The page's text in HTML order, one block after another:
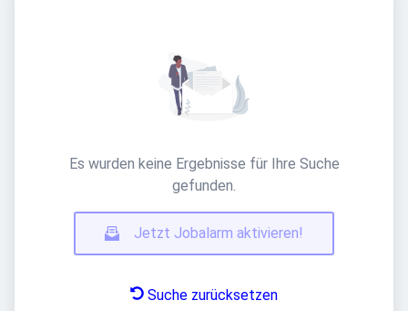
Es wurden keine Ergebnisse für Ihre Suche
gefunden.
Jetzt Jobalarm aktivieren!
Suche zurücksetzen